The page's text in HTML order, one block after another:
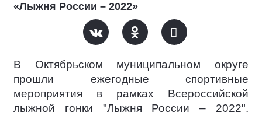
«Лыжня России – 2022»
В Октябрьском муниципальном округе
прошли ежегодные спортивные
мероприятия в рамках Всероссийской
лыжной гонки "Лыжня России – 2022".